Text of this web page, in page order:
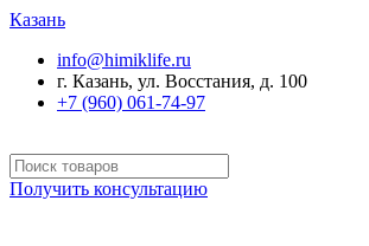
Казань
info@himiklife.ru
г. Казань, ул. Восстания, д. 100
+7 (960) 061-74-97
Получить консультацию